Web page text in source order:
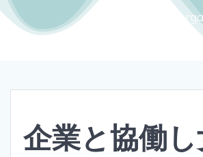
Close the
企業と協働